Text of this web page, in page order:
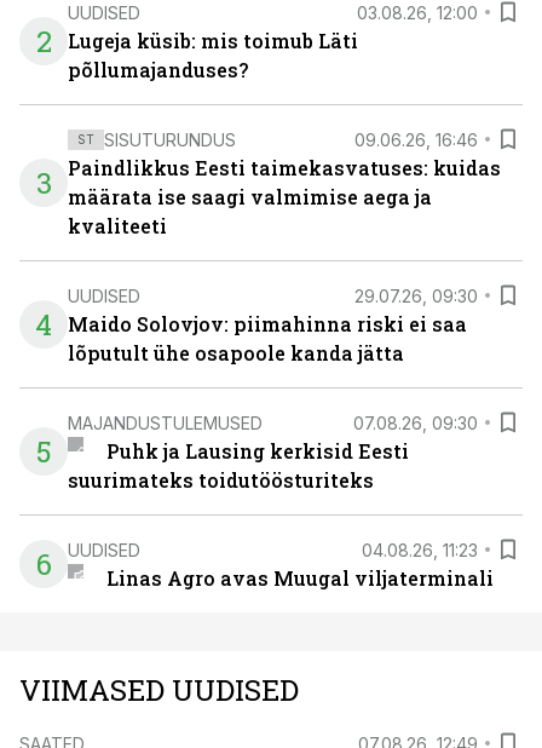
2
UUDISED 03.08.26, 12:00
Lugeja küsib: mis toimub Läti
põllumajanduses?
3
ST SISUTURUNDUS 09.06.26, 16:46
Paindlikkus Eesti taimekasvatuses: kuidas
määrata ise saagi valmimise aega ja
kvaliteeti
4
UUDISED 29.07.26, 09:30
Maido Solovjov: piimahinna riski ei saa
lõputult ühe osapoole kanda jätta
5
MAJANDUSTULEMUSED 07.08.26, 09:30
Puhk ja Lausing kerkisid Eesti
suurimateks toidutöösturiteks
6 UUDISED 04.08.26, 11:23
Linas Agro avas Muugal viljaterminali
VIIMASED UUDISED
SAATED 07.08.26, 12:49